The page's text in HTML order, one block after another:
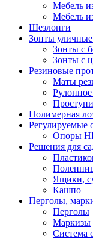
Мебель
Мебель
Шезлонги
Зонты уличные
Зонты с
Зонты с
Резиновые
Маты
Полимерная
Регулируемые
Опоры
Решения для
Ящики,
Кашпо
Перголы,
Перголы
Маркизы
Система